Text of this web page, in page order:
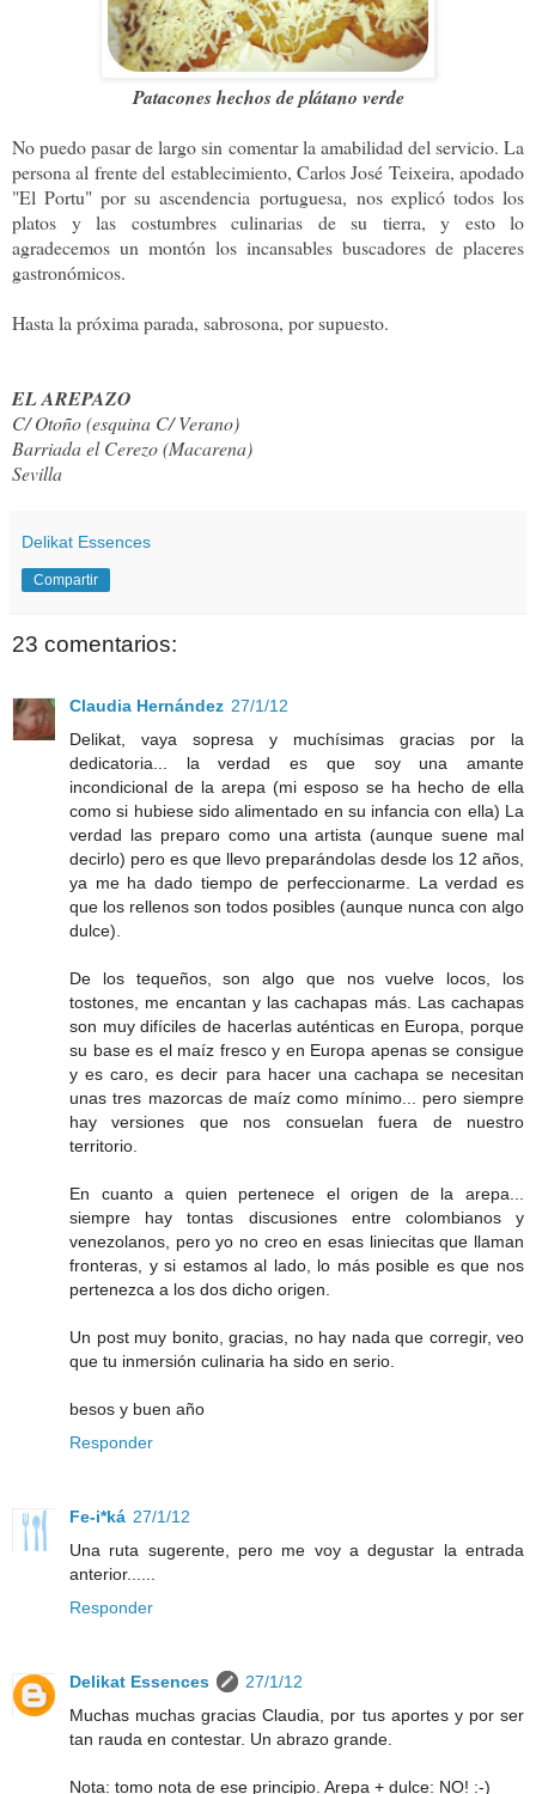
Patacones hechos de plátano verde
No puedo pasar de largo sin comentar la amabilidad del servicio. La
persona al frente del establecimiento, Carlos José Teixeira, apodado
"El Portu" por su ascendencia portuguesa, nos explicó todos los
platos y las costumbres culinarias de su tierra, y esto lo
agradecemos un montón los incansables buscadores de placeres
gastronómicos.
Hasta la próxima parada, sabrosona, por supuesto.
EL AREPAZO
C/ Otoño (esquina C/ Verano)
Barriada el Cerezo (Macarena)
Sevilla
Delikat Essences
Compartir
23 comentarios:
Claudia Hernández 27/1/12
Delikat, vaya sopresa y muchísimas gracias por la
dedicatoria... la verdad es que soy una amante
incondicional de la arepa (mi esposo se ha hecho de ella
como si hubiese sido alimentado en su infancia con ella) La
verdad las preparo como una artista (aunque suene mal
decirlo) pero es que llevo preparándolas desde los 12 años,
ya me ha dado tiempo de perfeccionarme. La verdad es
que los rellenos son todos posibles (aunque nunca con algo
dulce).
De los tequeños, son algo que nos vuelve locos, los
tostones, me encantan y las cachapas más. Las cachapas
son muy difíciles de hacerlas auténticas en Europa, porque
su base es el maíz fresco y en Europa apenas se consigue
y es caro, es decir para hacer una cachapa se necesitan
unas tres mazorcas de maíz como mínimo... pero siempre
hay versiones que nos consuelan fuera de nuestro
territorio.
En cuanto a quien pertenece el origen de la arepa...
siempre hay tontas discusiones entre colombianos y
venezolanos, pero yo no creo en esas liniecitas que llaman
fronteras, y si estamos al lado, lo más posible es que nos
pertenezca a los dos dicho origen.
Un post muy bonito, gracias, no hay nada que corregir, veo
que tu inmersión culinaria ha sido en serio.
besos y buen año
Responder
Fe-i*ká 27/1/12
Una ruta sugerente, pero me voy a degustar la entrada
anterior......
Responder
Delikat Essences
27/1/12
Muchas muchas gracias Claudia, por tus aportes y por ser
tan rauda en contestar. Un abrazo grande.
Nota: tomo nota de ese principio. Arepa + dulce: NO! :-)